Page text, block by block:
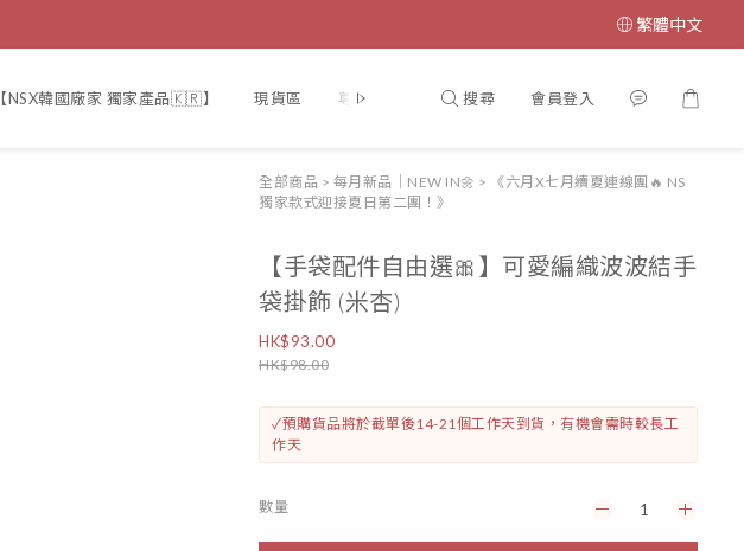
繁體中文
【NSX韓國廠家 獨家產品🇰🇷】 現貨區 尊寵計劃♥VIP 【門市開放時間🎏】 【
搜尋 會員登入
全部商品 > 每月新品｜NEW IN🌼 >
《六月X七月續夏連線團🔥 NS
獨家款式迎接夏日第二團！》
【手袋配件自由選🎀】可愛編織波波結手
袋掛飾 (米杏)
HK$93.00
HK$98.00
✓預購貨品將於截單後14-21個工作天到貨，有機會需時較長工
作天
數量